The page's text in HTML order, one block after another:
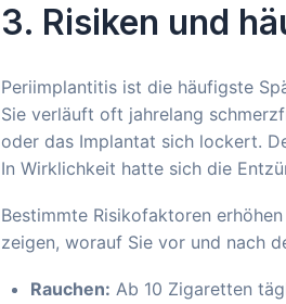
3. Risiken und
Periimplantitis ist die häufigste
Sie verläuft oft jahrelang
oder das Implantat sich lockert.
In Wirklichkeit hatte sich die
Bestimmte Risikofaktoren
zeigen, worauf Sie vor und nach
Rauchen: Ab 10 Zigaretten